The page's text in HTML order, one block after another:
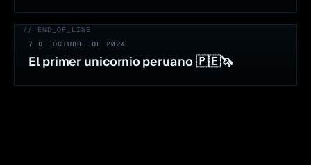
// END_OF_LINE
7 DE OCTUBRE DE 2024
El primer unicornio peruano 🇵🇪🦄